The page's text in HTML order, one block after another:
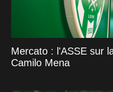
Mercato : l'ASSE sur
Camilo Mena